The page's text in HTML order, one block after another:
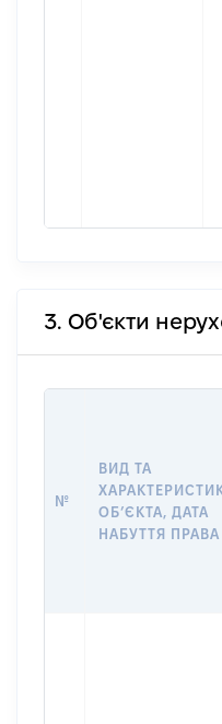
3. Об'єкти
№
ВИД ТА
ОБʼЄКТА, ДАТА
НАБУТТЯ ПРАВА